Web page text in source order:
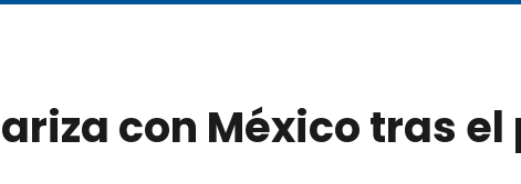
con México tras